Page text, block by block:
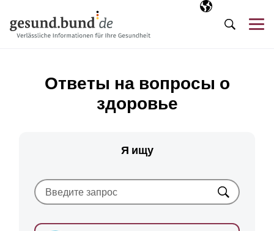
Выбранный
RU
Поиск
Ответы на вопросы о
здоровье
Я ищу
Искать